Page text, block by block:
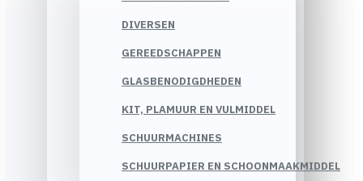
DIVERSEN
GEREEDSCHAPPEN
GLASBENODIGDHEDEN
KIT, PLAMUUR EN VULMIDDEL
SCHUURMACHINES
SCHUURPAPIER EN SCHOONMAAKMIDDEL